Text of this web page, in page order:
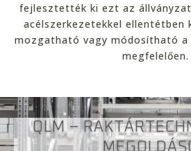
fejlesztették ki ezt az
acélszerkezetekkel ellentétben
mozgatható vagy módosítható a
megfelelően.
QLM –